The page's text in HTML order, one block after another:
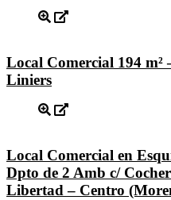
Local Comercial 194 m²
Liniers
Local Comercial en
Dpto de 2 Amb c/
Libertad – Centro